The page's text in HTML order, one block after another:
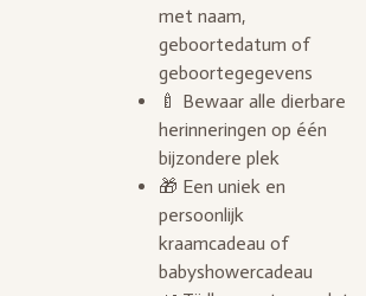
met naam,
geboortedatum of
geboortegegevens
🍼 Bewaar alle dierbare
herinneringen op één
bijzondere plek
🎁 Een uniek en
persoonlijk
kraamcadeau of
babyshowercadeau